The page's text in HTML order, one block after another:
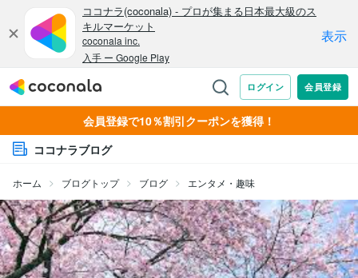
会員登録で10％割引クーポンを獲得！
ココナラブログ
ホーム ブログトップ ブログ エンタメ・趣味